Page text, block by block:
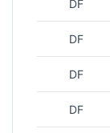
DF
DF
DF
DF